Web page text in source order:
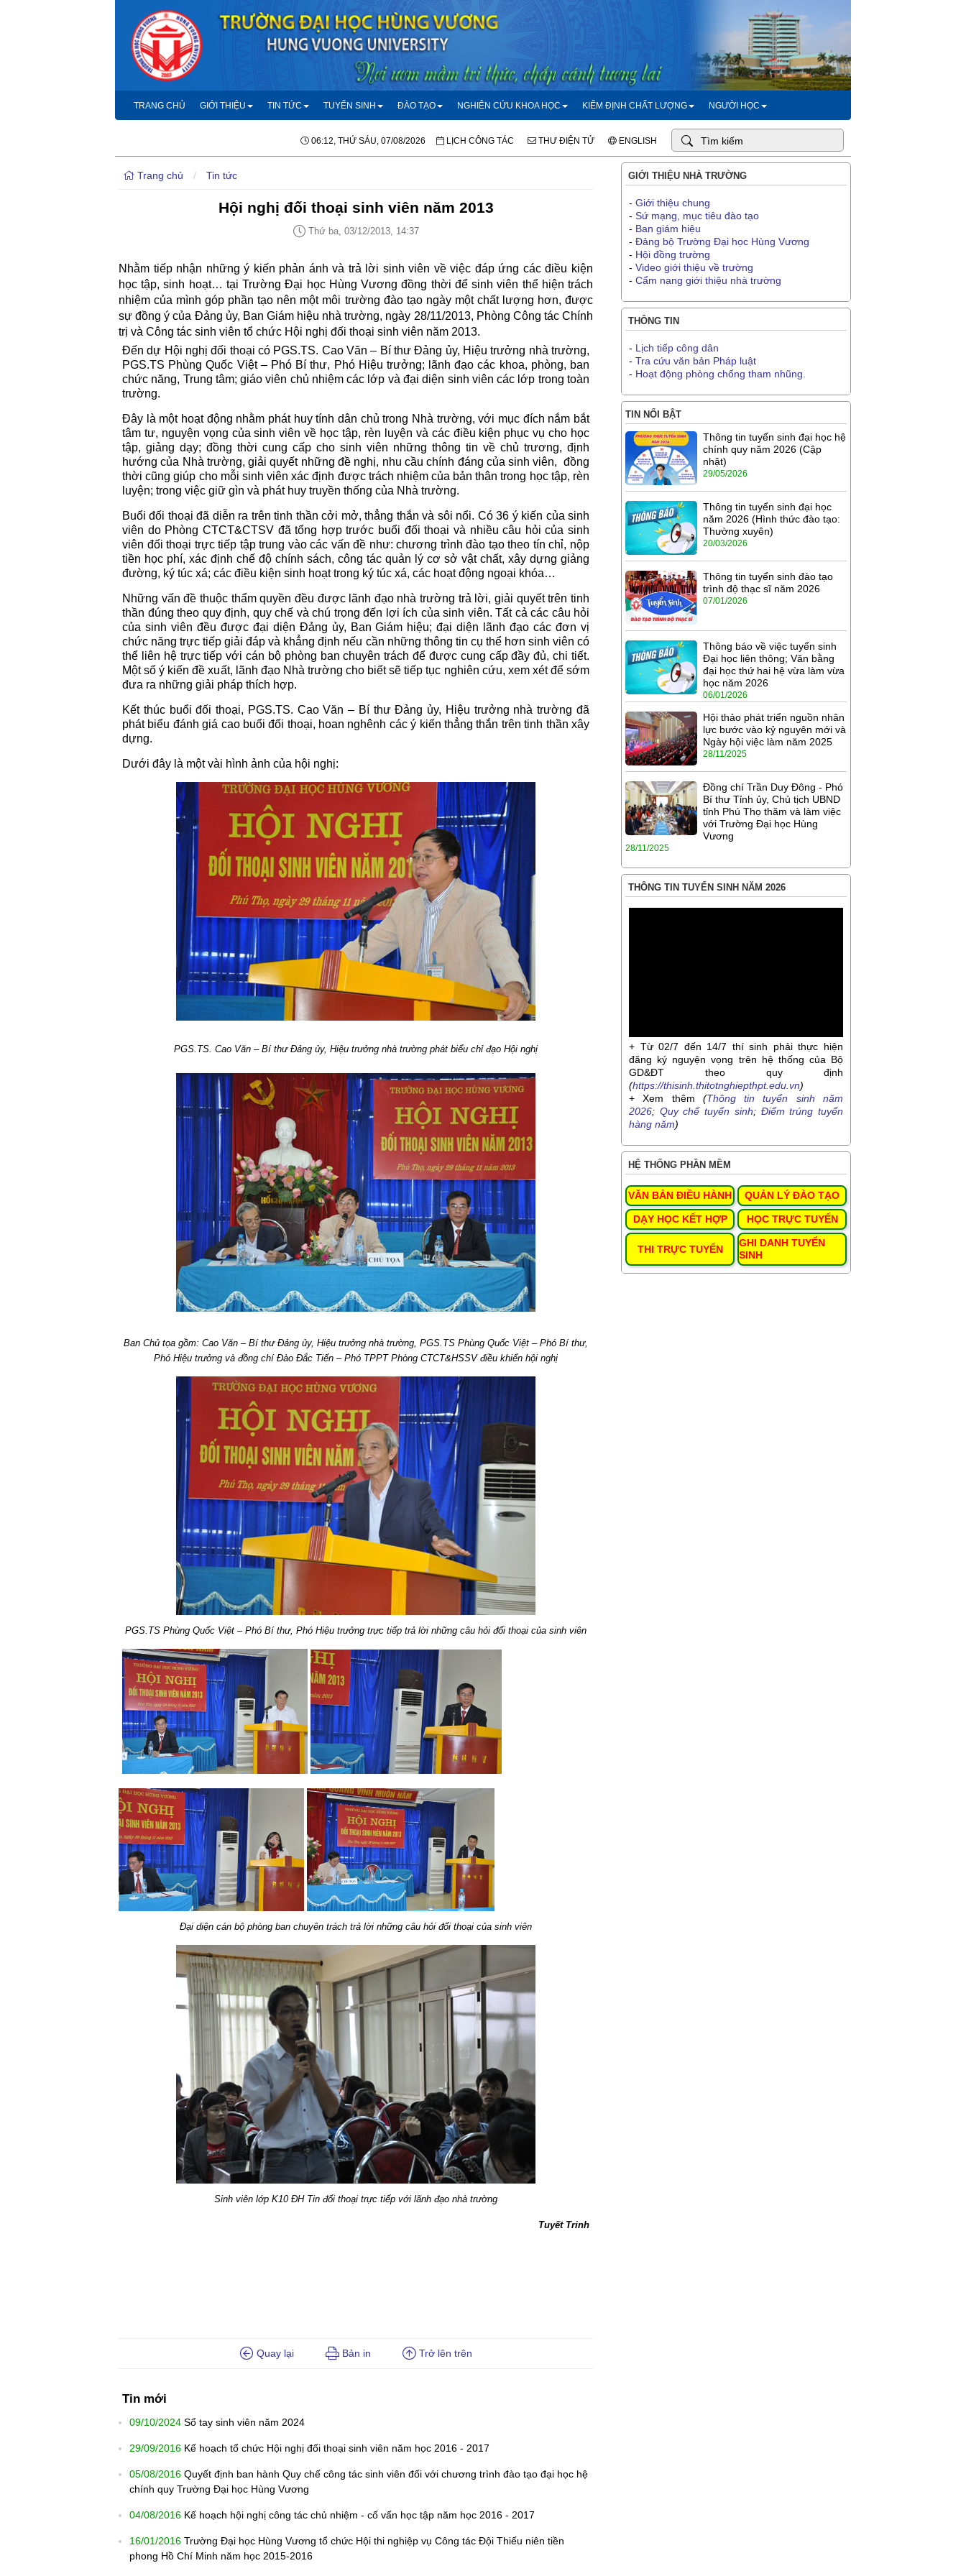
TRANG CHỦ GIỚI THIỆU TIN TỨC TUYỂN SINH ĐÀO TẠO NGHIÊN CỨU KHOA HỌC KIỂM ĐỊNH CHẤT LƯỢNG NGƯỜI HỌC
06:12, THỨ SÁU, 07/08/2026 LỊCH CÔNG TÁC THƯ ĐIỆN TỬ ENGLISH
Trang chủ / Tin tức
Hội nghị đối thoại sinh viên năm 2013
Thứ ba, 03/12/2013, 14:37
Nhằm tiếp nhận những ý kiến phản ánh và trả lời sinh viên về việc đáp ứng các điều kiện
học tập, sinh hoạt… tại Trường Đại học Hùng Vương đồng thời để sinh viên thể hiện trách
nhiệm của mình góp phần tạo nên một môi trường đào tạo ngày một chất lượng hơn, được
sự đồng ý của Đảng ủy, Ban Giám hiệu nhà trường, ngày 28/11/2013, Phòng Công tác Chính
trị và Công tác sinh viên tổ chức Hội nghị đối thoại sinh viên năm 2013.
Đến dự Hội nghị đối thoại có PGS.TS. Cao Văn – Bí thư Đảng ủy, Hiệu trưởng nhà trường,
PGS.TS Phùng Quốc Việt – Phó Bí thư, Phó Hiệu trưởng; lãnh đạo các khoa, phòng, ban
chức năng, Trung tâm; giáo viên chủ nhiệm các lớp và đại diện sinh viên các lớp trong toàn
trường.
Đây là một hoạt động nhằm phát huy tính dân chủ trong Nhà trường, với mục đích nắm bắt
tâm tư, nguyện vọng của sinh viên về học tập, rèn luyện và các điều kiện phục vụ cho học
tập, giảng dạy; đồng thời cung cấp cho sinh viên những thông tin về chủ trương, định
hướng của Nhà trường, giải quyết những đề nghị, nhu cầu chính đáng của sinh viên, đồng
thời cũng giúp cho mỗi sinh viên xác định được trách nhiệm của bản thân trong học tập, rèn
luyện; trong việc giữ gìn và phát huy truyền thống của Nhà trường.
Buổi đối thoại đã diễn ra trên tinh thần cởi mở, thẳng thắn và sôi nổi. Có 36 ý kiến của sinh
viên do Phòng CTCT&CTSV đã tổng hợp trước buổi đối thoại và nhiều câu hỏi của sinh
viên đối thoại trực tiếp tập trung vào các vấn đề như: chương trình đào tạo theo tín chỉ, nộp
tiền học phí, xác định chế độ chính sách, công tác quản lý cơ sở vật chất, xây dựng giảng
đường, ký túc xá; các điều kiện sinh hoạt trong ký túc xá, các hoạt động ngoại khóa…
Những vấn đề thuộc thẩm quyền đều được lãnh đạo nhà trường trả lời, giải quyết trên tinh
thần đúng theo quy định, quy chế và chú trọng đến lợi ích của sinh viên. Tất cả các câu hỏi
của sinh viên đều được đại diện Đảng ủy, Ban Giám hiệu; đại diện lãnh đạo các đơn vị
chức năng trực tiếp giải đáp và khẳng định nếu cần những thông tin cụ thể hơn sinh viên có
thể liên hệ trực tiếp với cán bộ phòng ban chuyên trách để được cung cấp đầy đủ, chi tiết.
Một số ý kiến đề xuất, lãnh đạo Nhà trường cho biết sẽ tiếp tục nghiên cứu, xem xét để sớm
đưa ra những giải pháp thích hợp.
Kết thúc buổi đối thoại, PGS.TS. Cao Văn – Bí thư Đảng ủy, Hiệu trưởng nhà trường đã
phát biểu đánh giá cao buổi đối thoại, hoan nghênh các ý kiến thẳng thắn trên tinh thần xây
dựng.
Dưới đây là một vài hình ảnh của hội nghị:
PGS.TS. Cao Văn – Bí thư Đảng ủy, Hiệu trưởng nhà trường phát biểu chỉ đạo Hội nghị
Ban Chủ tọa gồm: Cao Văn – Bí thư Đảng ủy, Hiệu trưởng nhà trường, PGS.TS Phùng Quốc Việt – Phó Bí thư,
Phó Hiệu trưởng và đồng chí Đào Đắc Tiến – Phó TPPT Phòng CTCT&HSSV điều khiển hội nghị
PGS.TS Phùng Quốc Việt – Phó Bí thư, Phó Hiệu trưởng trực tiếp trả lời những câu hỏi đối thoại của sinh viên
Đại diện cán bộ phòng ban chuyên trách trả lời những câu hỏi đối thoại của sinh viên
Sinh viên lớp K10 ĐH Tin đối thoại trực tiếp với lãnh đạo nhà trường
Tuyết Trinh
Quay lại Bản in Trở lên trên
Tin mới
09/10/2024 Sổ tay sinh viên năm 2024
29/09/2016 Kế hoạch tổ chức Hội nghị đối thoại sinh viên năm học 2016 - 2017
05/08/2016 Quyết định ban hành Quy chế công tác sinh viên đối với chương trình đào tạo đại học hệ
chính quy Trường Đại học Hùng Vương
04/08/2016 Kế hoạch hội nghị công tác chủ nhiệm - cố vấn học tập năm học 2016 - 2017
16/01/2016 Trường Đại học Hùng Vương tổ chức Hội thi nghiệp vụ Công tác Đội Thiếu niên tiền
phong Hồ Chí Minh năm học 2015-2016
GIỚI THIỆU NHÀ TRƯỜNG
- Giới thiệu chung
- Sứ mạng, mục tiêu đào tạo
- Ban giám hiệu
- Đảng bộ Trường Đại học Hùng Vương
- Hội đồng trường
- Video giới thiệu về trường
- Cẩm nang giới thiệu nhà trường
THÔNG TIN
- Lịch tiếp công dân
- Tra cứu văn bản Pháp luật
- Hoạt động phòng chống tham nhũng.
TIN NỔI BẬT
Thông tin tuyển sinh đại học hệ
chính quy năm 2026 (Cập
nhật)
29/05/2026
Thông tin tuyển sinh đại học
năm 2026 (Hình thức đào tạo:
Thường xuyên)
20/03/2026
Thông tin tuyển sinh đào tạo
trình độ thạc sĩ năm 2026
07/01/2026
Thông báo về việc tuyển sinh
Đại học liên thông; Văn bằng
đại học thứ hai hệ vừa làm vừa
học năm 2026
06/01/2026
Hội thảo phát triển nguồn nhân
lực bước vào kỷ nguyên mới và
Ngày hội việc làm năm 2025
28/11/2025
Đồng chí Trần Duy Đông - Phó
Bí thư Tỉnh ủy, Chủ tịch UBND
tỉnh Phú Thọ thăm và làm việc
với Trường Đại học Hùng
Vương
28/11/2025
THÔNG TIN TUYỂN SINH NĂM 2026
+ Từ 02/7 đến 14/7 thí sinh phải thực hiện
đăng ký nguyện vọng trên hệ thống của Bộ
GD&ĐT theo quy định
(https://thisinh.thitotnghiepthpt.edu.vn)
+ Xem thêm (Thông tin tuyển sinh năm
2026; Quy chế tuyển sinh; Điểm trúng tuyển
hàng năm)
HỆ THỐNG PHẦN MỀM
VĂN BẢN ĐIỀU HÀNH QUẢN LÝ ĐÀO TẠO
DẠY HỌC KẾT HỢP HỌC TRỰC TUYẾN
THI TRỰC TUYẾN
GHI DANH TUYỂN
SINH